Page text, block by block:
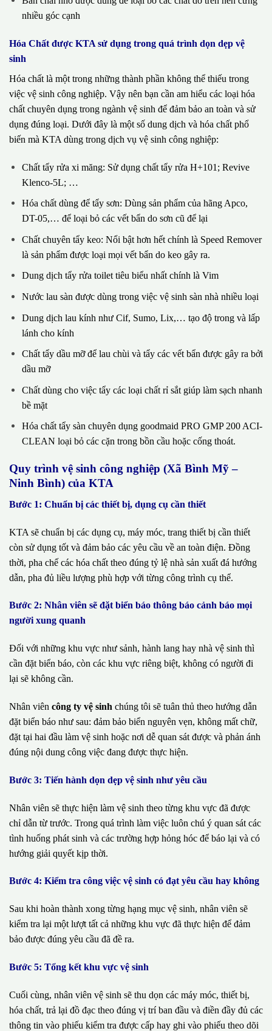
nhiều góc cạnh
Hóa Chất được KTA sử dụng trong quá trình dọn dẹp vệ
sinh
Hóa chất là một trong những thành phần không thể thiếu trong
việc vệ sinh công nghiệp. Vậy nên bạn cần am hiểu các loại hóa
chất chuyên dụng trong ngành vệ sinh để đảm bảo an toàn và sử
dụng đúng loại. Dưới đây là một số dung dịch và hóa chất phổ
biến mà KTA dùng trong dịch vụ vệ sinh công nghiệp:
Chất tẩy rửa xi măng: Sử dụng chất tẩy rửa H+101; Revive
Klenco-5L; …
Hóa chất dùng để tẩy sơn: Dùng sản phẩm của hãng Apco,
DT-05,… để loại bỏ các vết bẩn do sơn cũ để lại
Chất chuyên tẩy keo: Nổi bật hơn hết chính là Speed Remover
là sản phẩm được loại mọi vết bẩn do keo gây ra.
Dung dịch tẩy rửa toilet tiêu biểu nhất chính là Vim
Nước lau sàn được dùng trong việc vệ sinh sàn nhà nhiều loại
Dung dịch lau kính như Cif, Sumo, Lix,… tạo độ trong và lấp
lánh cho kính
Chất tẩy dầu mỡ để lau chùi và tẩy các vết bẩn được gây ra bởi
dầu mỡ
Chất dùng cho việc tẩy các loại chất rỉ sắt giúp làm sạch nhanh
bề mặt
Hóa chất tẩy sàn chuyên dụng goodmaid PRO GMP 200 ACI-
CLEAN loại bỏ các cặn trong bồn cầu hoặc cống thoát.
Quy trình vệ sinh công nghiệp (Xã Bình Mỹ –
Ninh Bình) của KTA
Bước 1: Chuẩn bị các thiết bị, dụng cụ cần thiết
KTA sẽ chuẩn bị các dụng cụ, máy móc, trang thiết bị cần thiết
còn sử dụng tốt và đảm bảo các yêu cầu về an toàn điện. Đồng
thời, pha chế các hóa chất theo đúng tỷ lệ nhà sản xuất đá hướng
dẫn, pha đủ liều lượng phù hợp với từng công trình cụ thể.
Bước 2: Nhân viên sẽ đặt biển báo thông báo cảnh báo mọi
người xung quanh
Đối với những khu vực như sảnh, hành lang hay nhà vệ sinh thì
cần đặt biển báo, còn các khu vực riêng biệt, không có người đi
lại sẽ không cần.
Nhân viên công ty vệ sinh chúng tôi sẽ tuân thủ theo hướng dẫn
đặt biển báo như sau: đảm bảo biển nguyên vẹn, không mất chữ,
đặt tại hai đầu làm vệ sinh hoặc nơi dễ quan sát được và phản ánh
đúng nội dung công việc đang được thực hiện.
Bước 3: Tiến hành dọn dẹp vệ sinh như yêu cầu
Nhân viên sẽ thực hiện làm vệ sinh theo từng khu vực đã được
chỉ dẫn từ trước. Trong quá trình làm việc luôn chú ý quan sát các
tình huống phát sinh và các trường hợp hỏng hóc để báo lại và có
hướng giải quyết kịp thời.
Bước 4: Kiểm tra công việc vệ sinh có đạt yêu cầu hay không
Sau khi hoàn thành xong từng hạng mục vệ sinh, nhân viên sẽ
kiểm tra lại một lượt tất cả những khu vực đã thực hiện để đảm
bảo được đúng yêu cầu đã đề ra.
Bước 5: Tổng kết khu vực vệ sinh
Cuối cùng, nhân viên vệ sinh sẽ thu dọn các máy móc, thiết bị,
hóa chất, trả lại đồ đạc theo đúng vị trí ban đầu và điền đầy đủ các
thông tin vào phiếu kiểm tra được cấp hay ghi vào phiếu theo dõi